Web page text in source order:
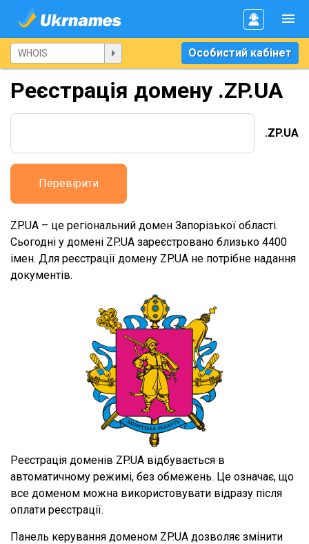
Особистий кабінет
Реєстрація домену .ZP.UA
.ZP.UA
Перевірити
ZP.UA – це регіональний домен Запорізької області.
Сьогодні у домені ZP.UA зареєстровано близько 4400
імен. Для реєстрації домену ZP.UA не потрібне надання
документів.
Реєстрація доменів ZP.UA відбувається в
автоматичному режимі, без обмежень. Це означає, що
все доменом можна використовувати відразу після
оплати реєстрації.
Панель керування доменом ZP.UA дозволяє змінити